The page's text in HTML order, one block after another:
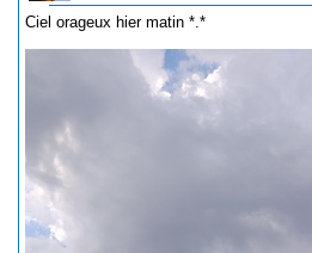
Ciel orageux hier matin *.*